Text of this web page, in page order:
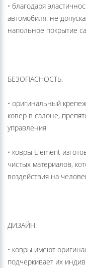
• благодаря
автомобиля, не
напольное покрытие
БЕЗОПАСНОСТЬ:
• оригинальный
ковер в салоне,
управления
• ковры Element
чистых материалов,
воздействия на
ДИЗАЙН:
• ковры имеют
подчеркивает их